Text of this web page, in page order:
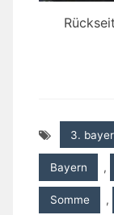
3.
Bayern ,
Somme ,